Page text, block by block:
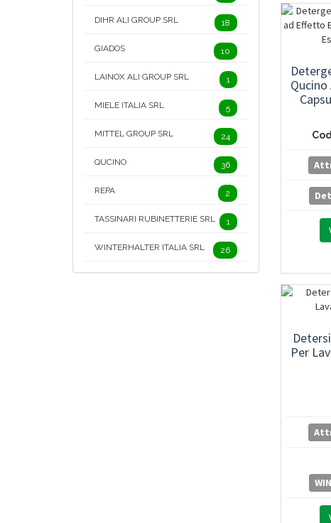
Per
DIHR ALI GROUP SRL 18
GIADOS 10
LAINOX ALI GROUP SRL 1
MIELE ITALIA SRL 5
MITTEL GROUP SRL 24
QUCINO 36
REPA 2
TASSINARI RUBINETTERIE SRL 1
WINTERHALTER ITALIA SRL 26